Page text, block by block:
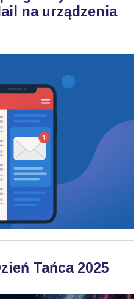
na urządzenia
Tańca 2025